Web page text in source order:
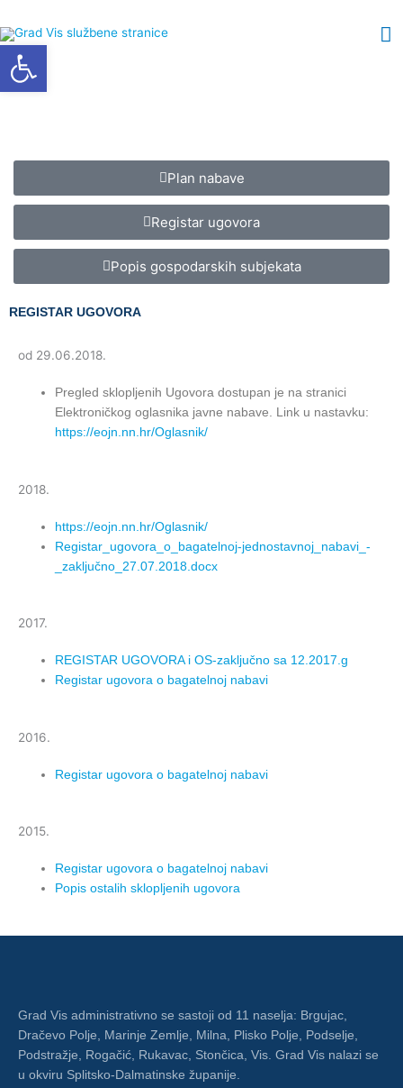
to
content
Plan nabave
Registar ugovora
Popis gospodarskih subjekata
REGISTAR UGOVORA
od 29.06.2018.
Pregled sklopljenih Ugovora dostupan je na stranici
Elektroničkog oglasnika javne nabave. Link u nastavku:
https://eojn.nn.hr/Oglasnik/
2018.
https://eojn.nn.hr/Oglasnik/
Registar_ugovora_o_bagatelnoj-jednostavnoj_nabavi_-
_zaključno_27.07.2018.docx
2017.
REGISTAR UGOVORA i OS-zaključno sa 12.2017.g
Registar ugovora o bagatelnoj nabavi
2016.
Registar ugovora o bagatelnoj nabavi
2015.
Registar ugovora o bagatelnoj nabavi
Popis ostalih sklopljenih ugovora
Grad Vis administrativno se sastoji od 11 naselja: Brgujac,
Dračevo Polje, Marinje Zemlje, Milna, Plisko Polje, Podselje,
Podstražje, Rogačić, Rukavac, Stončica, Vis. Grad Vis nalazi se
u okviru Splitsko-Dalmatinske županije.
Open toolbar